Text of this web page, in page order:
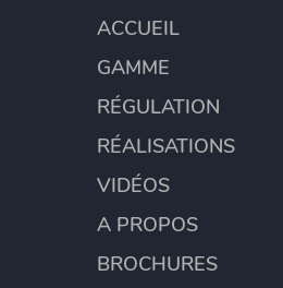
ACCUEIL
GAMME
RÉGULATION
RÉALISATIONS
VIDÉOS
A PROPOS
BROCHURES